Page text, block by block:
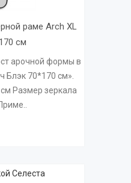
раме Arch XL
см
арочной формы в
Блэк 70*170 см».
Размер зеркала